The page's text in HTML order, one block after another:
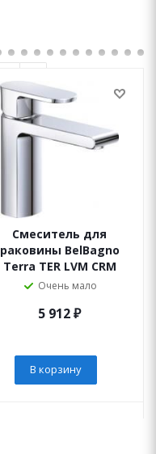
Смеситель для
раковины BelBagno
Terra TER LVM CRM
Очень мало
5 912₽
В корзину